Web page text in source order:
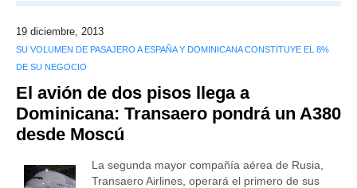
19 diciembre, 2013
SU VOLUMEN DE PASAJERO A ESPAÑA Y DOMINICANA CONSTITUYE EL 8%
DE SU NEGOCIO
El avión de dos pisos llega a
Dominicana: Transaero pondrá un A380
desde Moscú
La segunda mayor compañía aérea de Rusia,
Transaero Airlines, operará el primero de sus